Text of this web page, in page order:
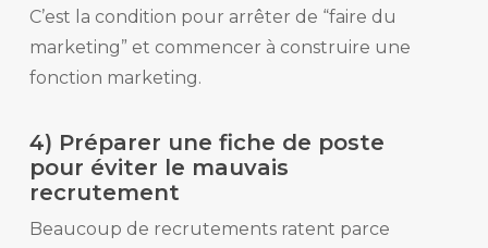
C’est la condition pour arrêter de “faire du
marketing” et commencer à construire une
fonction marketing.
4) Préparer une fiche de poste
pour éviter le mauvais
recrutement
Beaucoup de recrutements ratent parce